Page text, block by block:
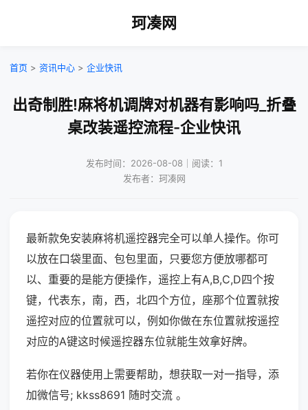
珂凑网
首页 > 资讯中心 > 企业快讯
出奇制胜!麻将机调牌对机器有影响吗_折叠
桌改装遥控流程-企业快讯
发布时间：2026-08-08｜阅读：1
发布者：珂凑网
最新款免安装麻将机遥控器完全可以单人操作。你可
以放在口袋里面、包包里面，只要您方便放哪都可
以、重要的是能方便操作，遥控上有A,B,C,D四个按
键，代表东，南，西，北四个方位，座那个位置就按
遥控对应的位置就可以，例如你做在东位置就按遥控
对应的A键这时候遥控器东位就能生效拿好牌。
若你在仪器使用上需要帮助，想获取一对一指导，添
加微信号; kkss8691 随时交流 。